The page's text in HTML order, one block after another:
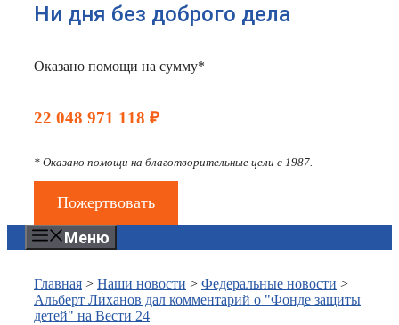
Ни дня без доброго дела
Оказано помощи на сумму*
22 048 971 118 ₽
* Оказано помощи на благотворительные цели с 1987.
Пожертвовать
Меню
Главная > Наши новости > Федеральные новости >
Альберт Лиханов дал комментарий о "Фонде защиты
детей" на Вести 24